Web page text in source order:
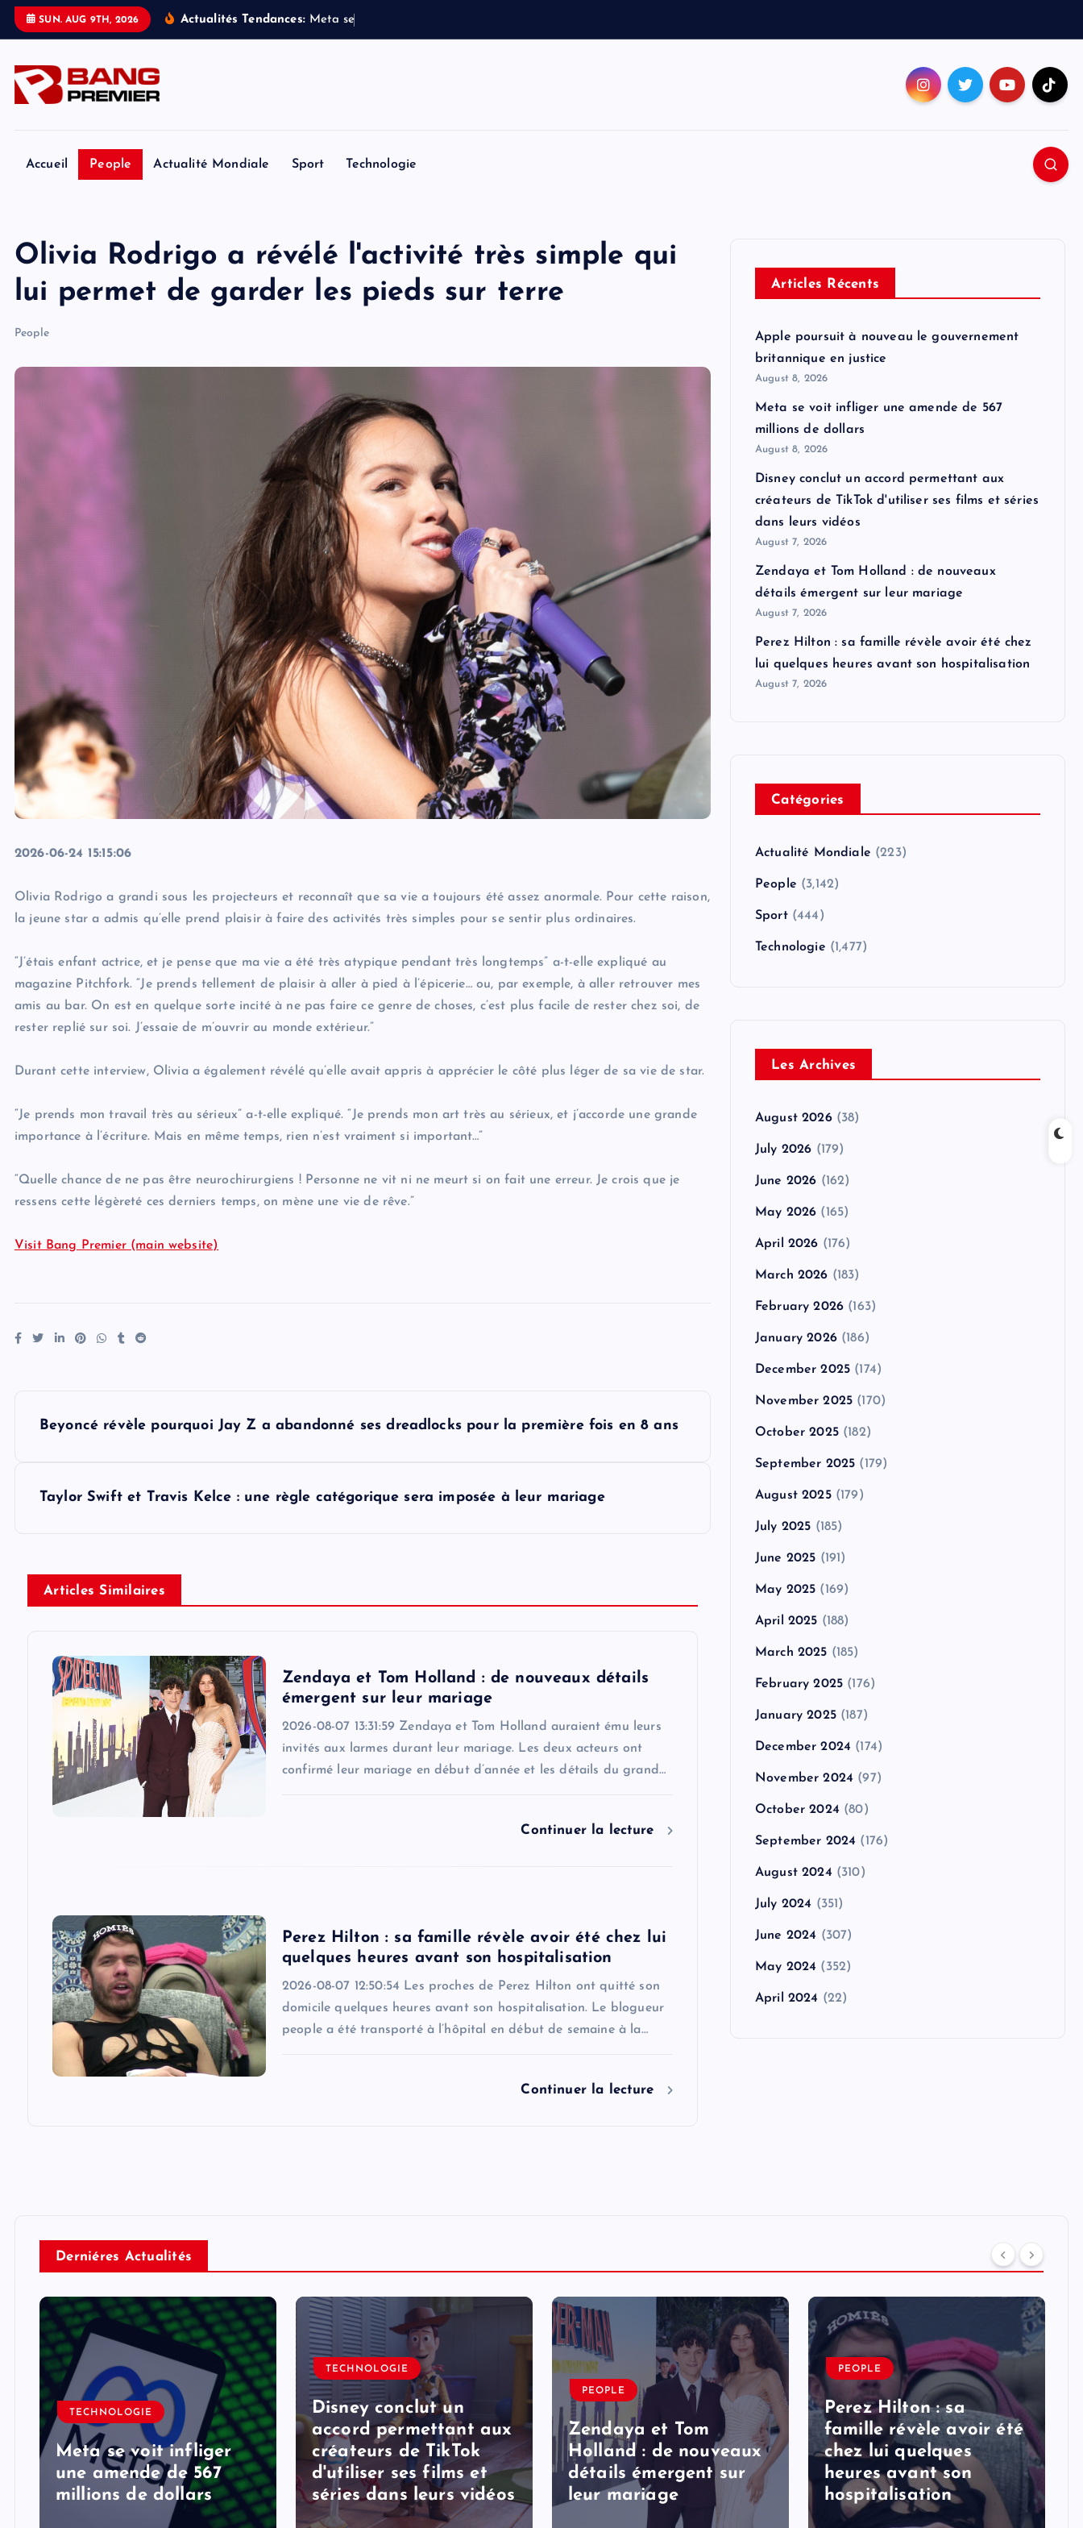
SUN. AUG 9TH, 2026 Actualités Tendances: Meta se
Accueil People Actualité Mondiale Sport Technologie
Olivia Rodrigo a révélé l'activité très simple qui
lui permet de garder les pieds sur terre
People
2026-06-24 15:15:06
Olivia Rodrigo a grandi sous les projecteurs et reconnaît que sa vie a toujours été assez anormale. Pour cette raison,
la jeune star a admis qu’elle prend plaisir à faire des activités très simples pour se sentir plus ordinaires.
“J’étais enfant actrice, et je pense que ma vie a été très atypique pendant très longtemps” a-t-elle expliqué au
magazine Pitchfork. “Je prends tellement de plaisir à aller à pied à l’épicerie… ou, par exemple, à aller retrouver mes
amis au bar. On est en quelque sorte incité à ne pas faire ce genre de choses, c’est plus facile de rester chez soi, de
rester replié sur soi. J’essaie de m’ouvrir au monde extérieur.”
Durant cette interview, Olivia a également révélé qu’elle avait appris à apprécier le côté plus léger de sa vie de star.
“Je prends mon travail très au sérieux” a-t-elle expliqué. “Je prends mon art très au sérieux, et j’accorde une grande
importance à l’écriture. Mais en même temps, rien n’est vraiment si important…”
“Quelle chance de ne pas être neurochirurgiens ! Personne ne vit ni ne meurt si on fait une erreur. Je crois que je
ressens cette légèreté ces derniers temps, on mène une vie de rêve.”
Visit Bang Premier (main website)
Beyoncé révèle pourquoi Jay Z a abandonné ses dreadlocks pour la première fois en 8 ans
Taylor Swift et Travis Kelce : une règle catégorique sera imposée à leur mariage
Articles Similaires
Zendaya et Tom Holland : de nouveaux détails
émergent sur leur mariage
2026-08-07 13:31:59 Zendaya et Tom Holland auraient ému leurs
invités aux larmes durant leur mariage. Les deux acteurs ont
confirmé leur mariage en début d’année et les détails du grand…
Continuer la lecture
Perez Hilton : sa famille révèle avoir été chez lui
quelques heures avant son hospitalisation
2026-08-07 12:50:54 Les proches de Perez Hilton ont quitté son
domicile quelques heures avant son hospitalisation. Le blogueur
people a été transporté à l’hôpital en début de semaine à la…
Continuer la lecture
Articles Récents
Apple poursuit à nouveau le gouvernement
britannique en justice
August 8, 2026
Meta se voit infliger une amende de 567
millions de dollars
August 8, 2026
Disney conclut un accord permettant aux
créateurs de TikTok d'utiliser ses films et séries
dans leurs vidéos
August 7, 2026
Zendaya et Tom Holland : de nouveaux
détails émergent sur leur mariage
August 7, 2026
Perez Hilton : sa famille révèle avoir été chez
lui quelques heures avant son hospitalisation
August 7, 2026
Catégories
Actualité Mondiale (223)
People (3,142)
Sport(444)
Technologie (1,477)
Les Archives
August 2026(38)
July 2026 (179)
June 2026 (162)
May 2026 (165)
April 2026 (176)
March 2026 (183)
February 2026 (163)
January 2026(186)
December 2025 (174)
November 2025 (170)
October 2025(182)
September 2025 (179)
August 2025(179)
July 2025 (185)
June 2025 (191)
May 2025 (169)
April 2025 (188)
March 2025 (185)
February 2025 (176)
January 2025(187)
December 2024 (174)
November 2024 (97)
October 2024 (80)
September 2024 (176)
August 2024 (310)
July 2024 (351)
June 2024 (307)
May 2024 (352)
April 2024 (22)
Derniéres Actualités
TECHNOLOGIE
Meta se voit infliger
une amende de 567
millions de dollars
TECHNOLOGIE
Disney conclut un
accord permettant aux
créateurs de TikTok
d'utiliser ses films et
séries dans leurs vidéos
PEOPLE
Zendaya et Tom
Holland : de nouveaux
détails émergent sur
leur mariage
PEOPLE
Perez Hilton : sa
famille révèle avoir été
chez lui quelques
heures avant son
hospitalisation